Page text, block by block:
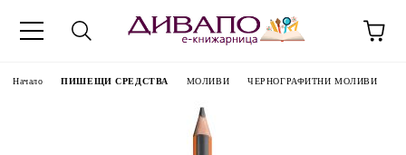
Начало ПИШЕЩИ СРЕДСТВА МОЛИВИ ЧЕРНОГРАФИТНИ МОЛИВИ